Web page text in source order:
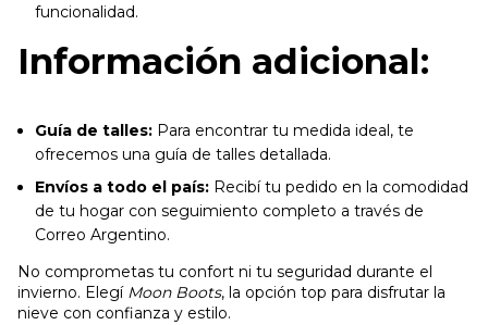
funcionalidad.
Información adicional:
Guía de talles: Para encontrar tu medida ideal, te
ofrecemos una guía de talles detallada.
Envíos a todo el país: Recibí tu pedido en la comodidad
de tu hogar con seguimiento completo a través de
Correo Argentino.
No comprometas tu confort ni tu seguridad durante el
invierno. Elegí Moon Boots, la opción top para disfrutar la
nieve con confianza y estilo.